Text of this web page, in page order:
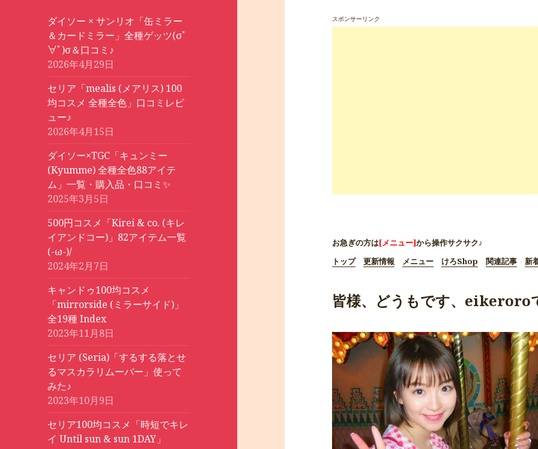
ダイソー × サンリオ「缶ミラー
＆カードミラー」全種ゲッツ(σﾟ
∀ﾟ)σ＆口コミ♪
2026年4月29日
セリア「mealis (メアリス) 100
均コスメ 全種全色」口コミレビ
ュー♪
2026年4月15日
ダイソー×TGC「キュンミー
(Kyumme) 全種全色88アイテ
ム」一覧・購入品・口コミ✨
2025年3月5日
500円コスメ「Kirei & co. (キレ
イアンドコー)」82アイテム一覧
(-ω-)/
2024年2月7日
キャンドゥ100均コスメ
「mirrorside (ミラーサイド)」
全19種 Index
2023年11月8日
セリア (Seria)「するする落とせ
るマスカラリムーバー」使って
みた♪
2023年10月9日
セリア100均コスメ「時短でキレ
イ Until sun & sun 1DAY」
スポンサーリンク
お急ぎの方は[メニュー]から操作サクサク♪
トップ
更新情報 メニュー けろShop 関連記事 新
皆様、どうもです、eikeroro